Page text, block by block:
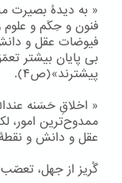
« به دیدۀ بصیرت
فنون و حِکَم و علوم
فیوضات عقل و
بی پایان بیشتر
پیشترند»(ص۴).
« اخلاقِ حَسَنه
ممدوح‌ترین امور،
عقل و دانش و
گُریز از جهل،